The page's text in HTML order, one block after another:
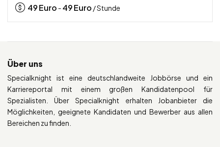
49Euro - 49Euro / Stunde
Über uns
Specialknight ist eine deutschlandweite Jobbörse und ein
Karriereportal mit einem großen Kandidatenpool für
Spezialisten. Über Specialknight erhalten Jobanbieter die
Möglichkeiten, geeignete Kandidaten und Bewerber aus allen
Bereichen zu finden.